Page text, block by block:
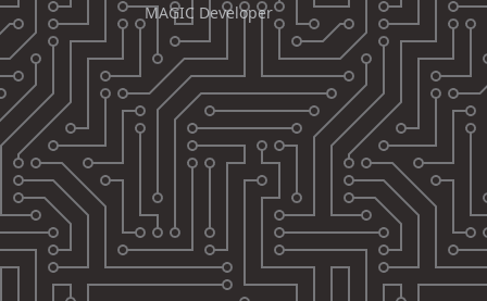
MAGIC Developer